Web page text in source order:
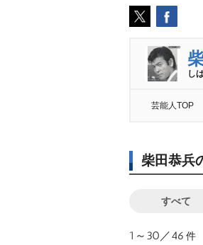
し
芸能人TOP
柴田恭兵
すべて
1～30／46 件